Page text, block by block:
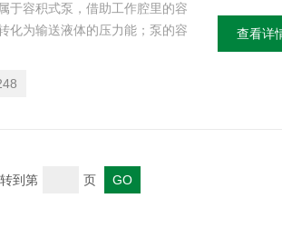
于容积式泵，借助工作腔里的容
化为输送液体的压力能；泵的容
查看详
到第 页